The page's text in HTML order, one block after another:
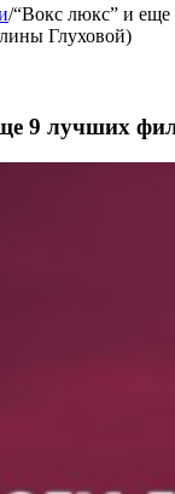
/“Вокс люкс” и
Глуховой)
9 лучших